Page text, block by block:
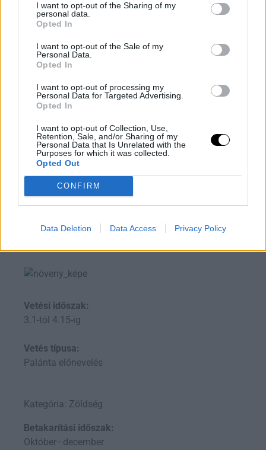
I want to opt-out of the Sharing of my
personal data.
Opted In
I want to opt-out of the Sale of my
Personal Data.
Opted In
I want to opt-out of processing my
Personal Data for Targeted Advertising.
Opted In
I want to opt-out of Collection, Use,
Retention, Sale, and/or Sharing of my
Personal Data that Is Unrelated with the
Purposes for which it was collected.
Opted Out
CONFIRM
Data Deletion Data Access Privacy Policy
Kategória: Zöldség
Május–június
Tőtávolság:
Kedvező társültetés:
Sárgarépa, kapor,
saláta
Ne ültesd együtt!:
Paradicsom, paprika
Bimbóskel
vetési
időszak
Vetési időszak:
3.1-tól 4.15-ig
Vetés típusa:
Palánta előnevelés
Kategória: Zöldség
Betakarítási időszak:
Október–december